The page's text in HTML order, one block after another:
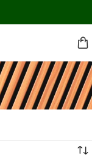
PISOS